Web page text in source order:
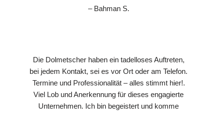
– Bahman S.
Die Dolmetscher haben ein tadelloses Auftreten,
bei jedem Kontakt, sei es vor Ort oder am Telefon.
Termine und Professionalität – alles stimmt hier!.
Viel Lob und Anerkennung für dieses engagierte
Unternehmen. Ich bin begeistert und komme